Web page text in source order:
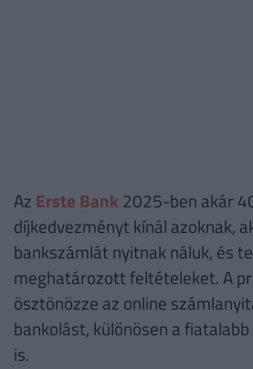
Az Erste Bank 2025-ben akár
díjkedvezményt kínál azoknak,
bankszámlát nyitnak náluk, és
meghatározott feltételeket. A
ösztönözze az online
bankolást, különösen a
is.